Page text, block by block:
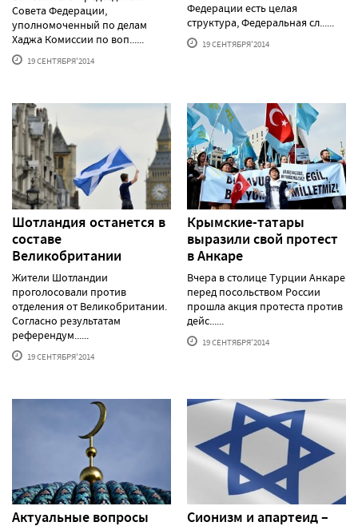
Совета Федерации,
уполномоченный по делам
Хаджа Комиссии по воп......
19 СЕНТЯБРЯ'2014
Федерации есть целая
структура, Федеральная сл......
19 СЕНТЯБРЯ'2014
Шотландия останется в
составе
Великобритании
Жители Шотландии
проголосовали против
отделения от Великобритании.
Согласно результатам
референдум......
19 СЕНТЯБРЯ'2014
Крымские-татары
выразили свой протест
в Анкаре
Вчера в столице Турции Анкаре
перед посольством России
прошла акция протеста против
дейс......
19 СЕНТЯБРЯ'2014
Актуальные вопросы
Сионизм и апартеид –